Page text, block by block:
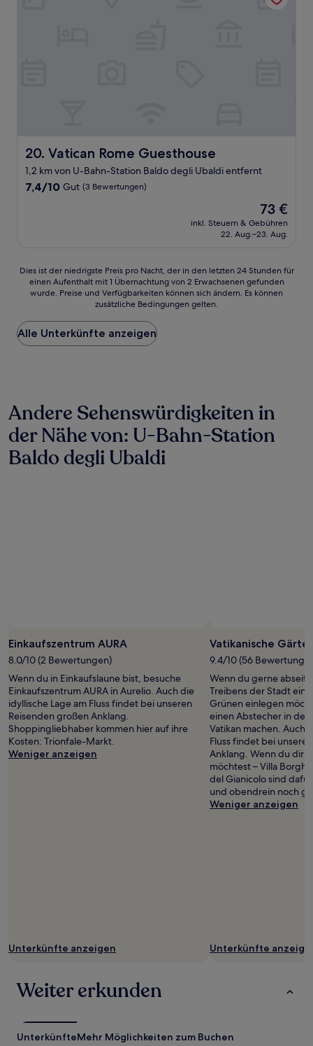
20. Vatican Rome Guesthouse
Vatican Rome Guesthouse
1,2 km von U-Bahn-Station Baldo degli Ubaldi entfernt
7.4
7,4/10 Gut (3 Bewertungen)
Der
Preis
beträgt
73 €
inkl. Steuern & Gebühren
22. Aug.–23. Aug.
Dies
der
Preis
pro
Nacht,
24 Stunden
für
einen
Aufenthalt
mit
Bedingungen
gelten.
Dies ist der niedrigste Preis pro Nacht, der in den letzten 24 Stunden für
einen Aufenthalt mit 1 Übernachtung von 2 Erwachsenen gefunden
wurde. Preise und Verfügbarkeiten können sich ändern. Es können
zusätzliche Bedingungen gelten.
Alle Unterkünfte anzeigen
Andere Sehenswürdigkeiten in
der Nähe von: U-Bahn-Station
Baldo degli Ubaldi
Einkaufszentrum AURA
8.0/10 (2 Bewertungen)
Wenn du in Einkaufslaune bist, besuche
Einkaufszentrum AURA in Aurelio. Auch die
idyllische Lage am Fluss findet bei unseren
Reisenden großen Anklang.
Shoppingliebhaber kommen hier auf ihre
Kosten: Trionfale-Markt.
Weniger anzeigen
Unterkünfte anzeigen
Vatikanische
9.4/10 (56
Wenn du gerne
Treibens der Stadt
Grünen einlegen
einen Abstecher in
Vatikan machen. Auch
Fluss findet bei
Anklang. Wenn du dir
möchtest – Villa
del Gianicolo sind
und obendrein noch
Weniger anzeigen
Unterkünfte
Weiter erkunden
UnterkünfteMehr Möglichkeiten zum Buchen